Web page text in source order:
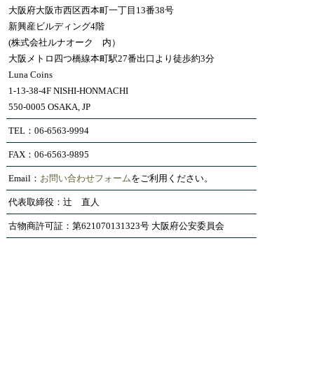
大阪府大阪市西区西本町一丁目13番38号
新興産ビルディング4階
(株式会社ルナオーク 内）
大阪メトロ四つ橋線本町駅27番出口より徒歩約3分
Luna Coins
1-13-38-4F NISHI-HONMACHI
550-0005 OSAKA, JP
TEL：06-6563-9994
FAX：06-6563-9895
Email： お問い合わせフォームをご利用ください。
代表取締役：辻 直人
古物商許可証：第621070131323号 大阪府公安委員会